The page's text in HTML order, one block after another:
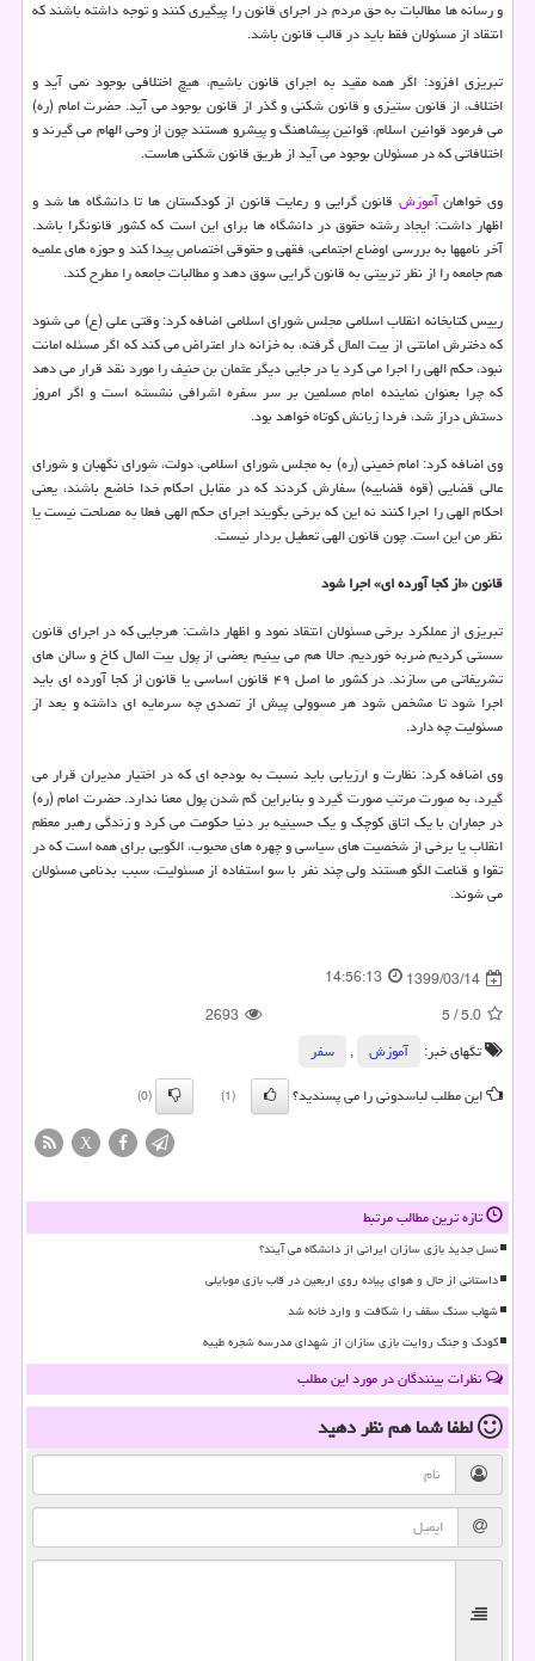
و رسانه ها مطالبات به حق مردم در اجرای قانون را پیگیری کنند و توجه داشته باشند که
انتقاد از مسئولان فقط باید در قالب قانون باشد.
تبریزی افزود: اگر همه مقید به اجرای قانون باشیم، هیچ اختلافی بوجود نمی آید و
اختلاف، از قانون ستیزی و قانون شکنی و گذر از قانون بوجود می آید. حضرت امام (ره)
می فرمود قوانین اسلام، قوانین پیشاهنگ و پیشرو هستند چون از وحی الهام می گیرند و
اختلافاتی که در مسئولان بوجود می آید از طریق قانون شکنی هاست.
وی خواهانآموزش قانون گرایی و رعایت قانون از کودکستان ها تا دانشگاه ها شد و
اظهار داشت: ایجاد رشته حقوق در دانشگاه ها برای این است که کشور قانونگرا باشد.
آخر نامهها به بررسی اوضاع اجتماعی، فقهی و حقوقی اختصاص پیدا کند و حوزه های علمیه
هم جامعه را از نظر تربیتی به قانون گرایی سوق دهد و مطالبات جامعه را مطرح کند.
رییس کتابخانه انقلاب اسلامی مجلس شورای اسلامی اضافه کرد: وقتی علی (ع) می شنود
که دخترش امانتی از بیت المال گرفته، به خزانه دار اعتراض می کند که اگر مسئله امانت
نبود، حکم الهی را اجرا می کرد یا در جایی دیگر عثمان بن حنیف را مورد نقد قرار می دهد
که چرا بعنوان نماینده امام مسلمین بر سر سفره اشرافی نشسته است و اگر امروز
دستش دراز شد، فردا زبانش کوتاه خواهد بود.
وی اضافه کرد: امام خمینی (ره) به مجلس شورای اسلامی، دولت، شورای نگهبان و شورای
عالی قضایی (قوه قضاییه) سفارش کردند که در مقابل احکام خدا خاضع باشند، یعنی
احکام الهی را اجرا کنند نه این که برخی بگویند اجرای حکم الهی فعلا به مصلحت نیست یا
نظر من این است. چون قانون الهی تعطیل بردار نیست.
قانون «از کجا آورده ای» اجرا شود
تبریزی از عملکرد برخی مسئولان انتقاد نمود و اظهار داشت: هرجایی که در اجرای قانون
سستی کردیم ضربه خوردیم. حالا هم می بینیم بعضی از پول بیت المال کاخ و سالن های
تشریفاتی می سازند. در کشور ما اصل ۴۹ قانون اساسی یا قانون از کجا آورده ای باید
اجرا شود تا مشخص شود هر مسوولی پیش از تصدی چه سرمایه ای داشته و بعد از
مسئولیت چه دارد.
وی اضافه کرد: نظارت و ارزیابی باید نسبت به بودجه ای که در اختیار مدیران قرار می
گیرد، به صورت مرتب صورت گیرد و بنابراین گم شدن پول معنا ندارد. حضرت امام (ره)
در جماران با یک اتاق کوچک و یک حسینیه بر دنیا حکومت می کرد و زندگی رهبر معظم
انقلاب یا برخی از شخصیت های سیاسی و چهره های محبوب، الگویی برای همه است که در
تقوا و قناعت الگو هستند ولی چند نفر با سو استفاده از مسئولیت، سبب بدنامی مسئولان
می شوند.
1399/03/14
14:56:13
5.0
/
5
2693
تگهای خبر:
آموزش ,
سفر
این مطلب لباسدونی را می پسندید؟
(1)
(0)
X
تازه ترین مطالب مرتبط
نسل جدید بازی سازان ایرانی از دانشگاه می آیند؟
داستانی از حال و هوای پیاده روی اربعین در قاب بازی موبایلی
شهاب سنگ سقف را شکافت و وارد خانه شد
کودک و جنگ روایت بازی سازان از شهدای مدرسه شجره طیبه
نظرات بینندگان در مورد این مطلب
لطفا شما همنظر دهید